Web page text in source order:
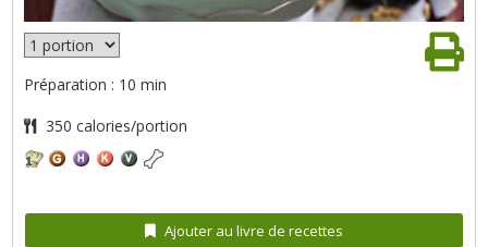
Préparation : 10 min
350 calories/portion
Ajouter au livre de recettes